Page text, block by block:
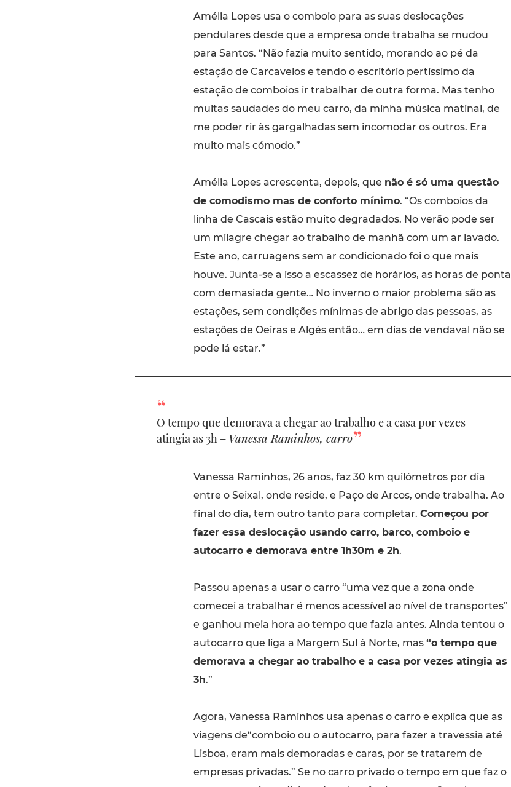
Amélia Lopes usa o comboio para as suas deslocações
pendulares desde que a empresa onde trabalha se mudou
para Santos. “Não fazia muito sentido, morando ao pé da
estação de Carcavelos e tendo o escritório pertíssimo da
estação de comboios ir trabalhar de outra forma. Mas tenho
muitas saudades do meu carro, da minha música matinal, de
me poder rir às gargalhadas sem incomodar os outros. Era
muito mais cómodo.”
Amélia Lopes acrescenta, depois, que não é só uma questão
de comodismo mas de conforto mínimo. “Os comboios da
linha de Cascais estão muito degradados. No verão pode ser
um milagre chegar ao trabalho de manhã com um ar lavado.
Este ano, carruagens sem ar condicionado foi o que mais
houve. Junta-se a isso a escassez de horários, as horas de ponta
com demasiada gente… No inverno o maior problema são as
estações, sem condições mínimas de abrigo das pessoas, as
estações de Oeiras e Algés então… em dias de vendaval não se
pode lá estar.”
O tempo que demorava a chegar ao trabalho e a casa por vezes
atingia as 3h – Vanessa Raminhos, carro
Vanessa Raminhos, 26 anos, faz 30 km quilómetros por dia
entre o Seixal, onde reside, e Paço de Arcos, onde trabalha. Ao
final do dia, tem outro tanto para completar. Começou por
fazer essa deslocação usando carro, barco, comboio e
autocarro e demorava entre 1h30m e 2h.
Passou apenas a usar o carro “uma vez que a zona onde
comecei a trabalhar é menos acessível ao nível de transportes”
e ganhou meia hora ao tempo que fazia antes. Ainda tentou o
autocarro que liga a Margem Sul à Norte, mas “o tempo que
demorava a chegar ao trabalho e a casa por vezes atingia as
3h.”
Agora, Vanessa Raminhos usa apenas o carro e explica que as
viagens de“comboio ou o autocarro, para fazer a travessia até
Lisboa, eram mais demoradas e caras, por se tratarem de
empresas privadas.” Se no carro privado o tempo em que faz o